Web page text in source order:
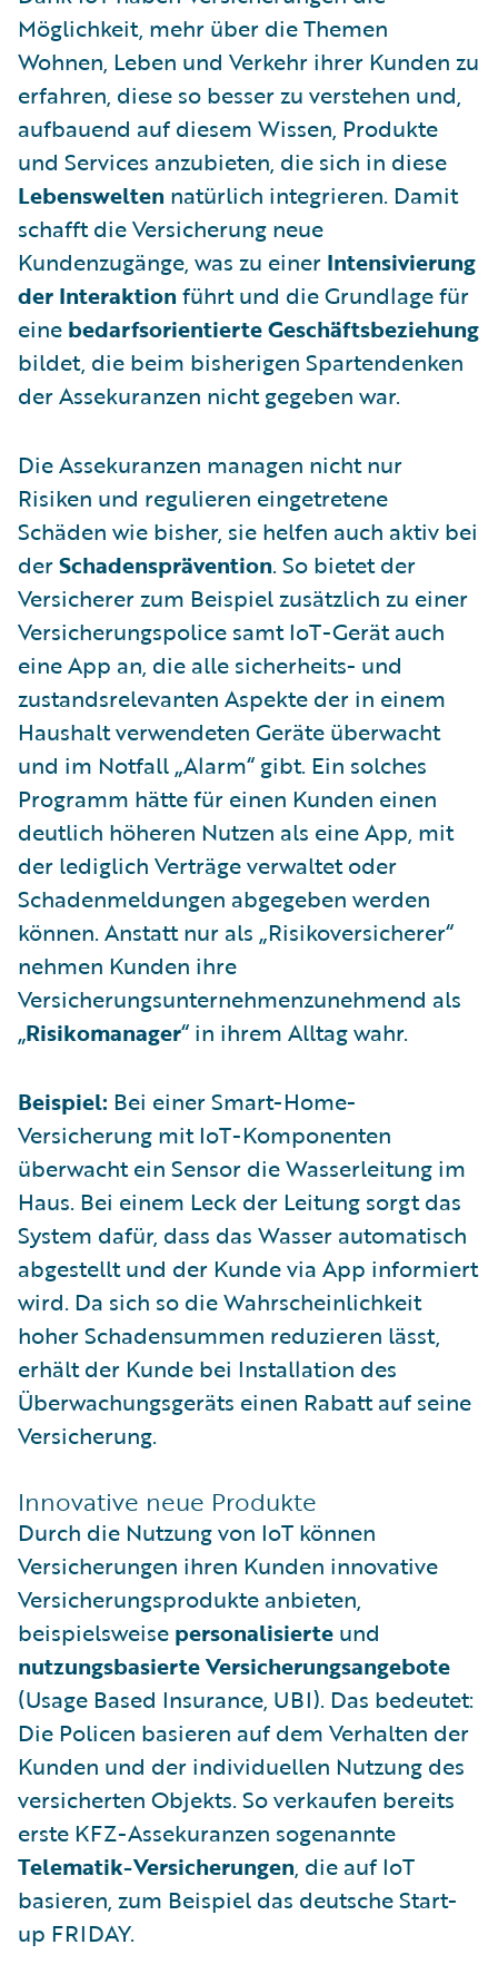
Möglichkeit, mehr über die Themen
Wohnen, Leben und Verkehr ihrer Kunden zu
erfahren, diese so besser zu verstehen und,
aufbauend auf diesem Wissen, Produkte
und Services anzubieten, die sich in diese
Lebenswelten natürlich integrieren. Damit
schafft die Versicherung neue
Kundenzugänge, was zu einer Intensivierung
der Interaktionführt und die Grundlage für
eine bedarfsorientierte Geschäftsbeziehung
bildet, die beim bisherigen Spartendenken
der Assekuranzen nicht gegeben war.
Die Assekuranzen managen nicht nur
Risiken und regulieren eingetretene
Schäden wie bisher, sie helfen auch aktiv bei
derSchadensprävention. So bietet der
Versicherer zum Beispiel zusätzlich zu einer
Versicherungspolice samt IoT-Gerät auch
eine App an, die alle sicherheits- und
zustandsrelevanten Aspekte der in einem
Haushalt verwendeten Geräte überwacht
und im Notfall „Alarm“ gibt. Ein solches
Programm hätte für einen Kunden einen
deutlich höheren Nutzen als eine App, mit
der lediglich Verträge verwaltet oder
Schadenmeldungen abgegeben werden
können. Anstatt nur als „Risikoversicherer“
nehmen Kunden ihre
Versicherungsunternehmenzunehmend als
„Risikomanager“ in ihrem Alltag wahr.
Beispiel: Bei einer Smart-Home-
Versicherung mit IoT-Komponenten
überwacht ein Sensor die Wasserleitung im
Haus. Bei einem Leck der Leitung sorgt das
System dafür, dass das Wasser automatisch
abgestellt und der Kunde via App informiert
wird. Da sich so die Wahrscheinlichkeit
hoher Schadensummen reduzieren lässt,
erhält der Kunde bei Installation des
Überwachungsgeräts einen Rabatt auf seine
Versicherung.
Innovative neue Produkte
Durch die Nutzung von IoT können
Versicherungen ihren Kunden innovative
Versicherungsprodukte anbieten,
beispielsweise personalisierte und
nutzungsbasierte Versicherungsangebote
(Usage Based Insurance, UBI). Das bedeutet:
Die Policen basieren auf dem Verhalten der
Kunden und der individuellen Nutzung des
versicherten Objekts. So verkaufen bereits
erste KFZ-Assekuranzen sogenannte
Telematik-Versicherungen, die auf IoT
basieren, zum Beispiel das deutsche Start-
up FRIDAY.